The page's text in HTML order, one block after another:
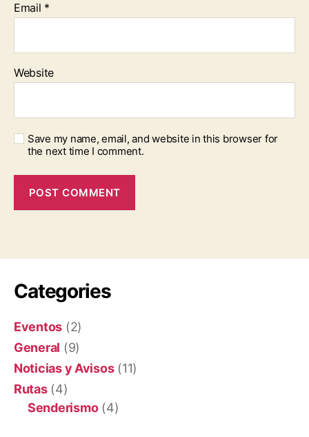
Email *
Website
Save my name, email, and website in this browser for
the next time I comment.
Categories
Eventos (2)
General (9)
Noticias y Avisos(11)
Rutas(4)
Senderismo(4)